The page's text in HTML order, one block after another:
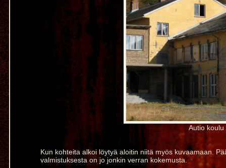
Autio
Kun kohteita alkoi löytyä aloitin niitä myös kuvaamaan.
valmistuksesta on jo jonkin verran kokemusta.